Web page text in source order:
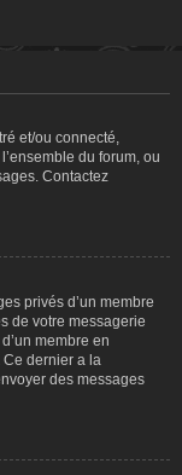
et/ou connecté,
du forum, ou
Contactez
privés d’un membre
de votre messagerie
membre en
dernier a la
des messages